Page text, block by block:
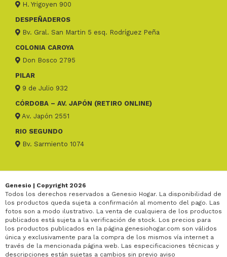
H. Yrigoyen 900
DESPEÑADEROS
Bv. Gral. San Martin 5 esq. Rodríguez Peña
COLONIA CAROYA
Don Bosco 2795
PILAR
9 de Julio 932
CÓRDOBA – AV. JAPÓN (RETIRO ONLINE)
Av. Japón 2551
RIO SEGUNDO
Bv. Sarmiento 1074
Genesio | Copyright 2026
Todos los derechos reservados a Genesio Hogar. La disponibilidad de
los productos queda sujeta a confirmación al momento del pago. Las
fotos son a modo ilustrativo. La venta de cualquiera de los productos
publicados está sujeta a la verificación de stock. Los precios para
los productos publicados en la página genesiohogar.com son válidos
única y exclusivamente para la compra de los mismos vía internet a
través de la mencionada página web. Las especificaciones técnicas y
descripciones están sujetas a cambios sin previo aviso